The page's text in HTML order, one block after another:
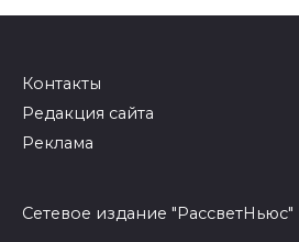
Контакты
Редакция сайта
Реклама
Сетевое издание "РассветНьюс"